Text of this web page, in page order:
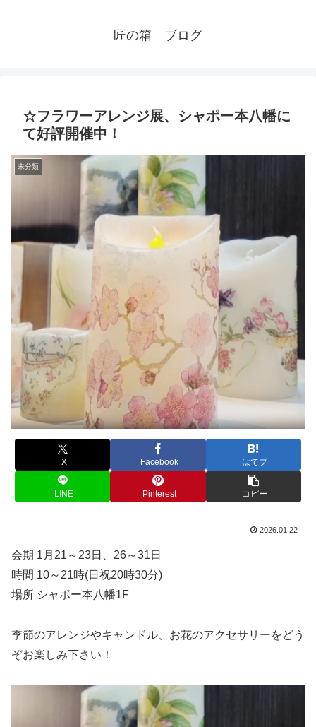
匠の箱 ブログ
☆フラワーアレンジ展、シャポー本八幡に
て好評開催中！
未分類
X Facebook はてブ
LINE Pinterest コピー
2026.01.22
会期 1月21～23日、26～31日
時間 10～21時(日祝20時30分)
場所 シャポー本八幡1F
季節のアレンジやキャンドル、お花のアクセサリーをどう
ぞお楽しみ下さい！